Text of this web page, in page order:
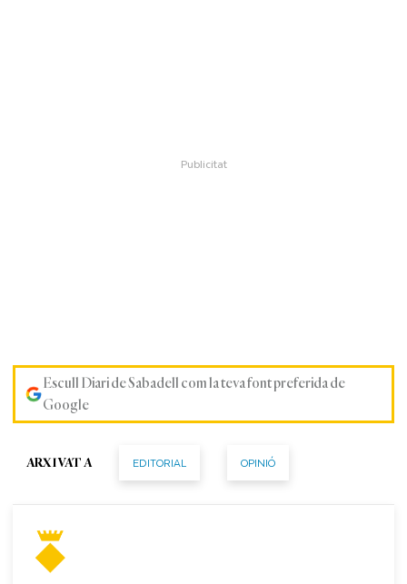
Escull Diari de Sabadell com la teva font preferida de
Google
ARXIVAT A EDITORIAL OPINIÓ